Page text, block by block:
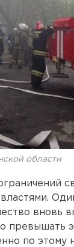
области
вновь
превышать
по этому